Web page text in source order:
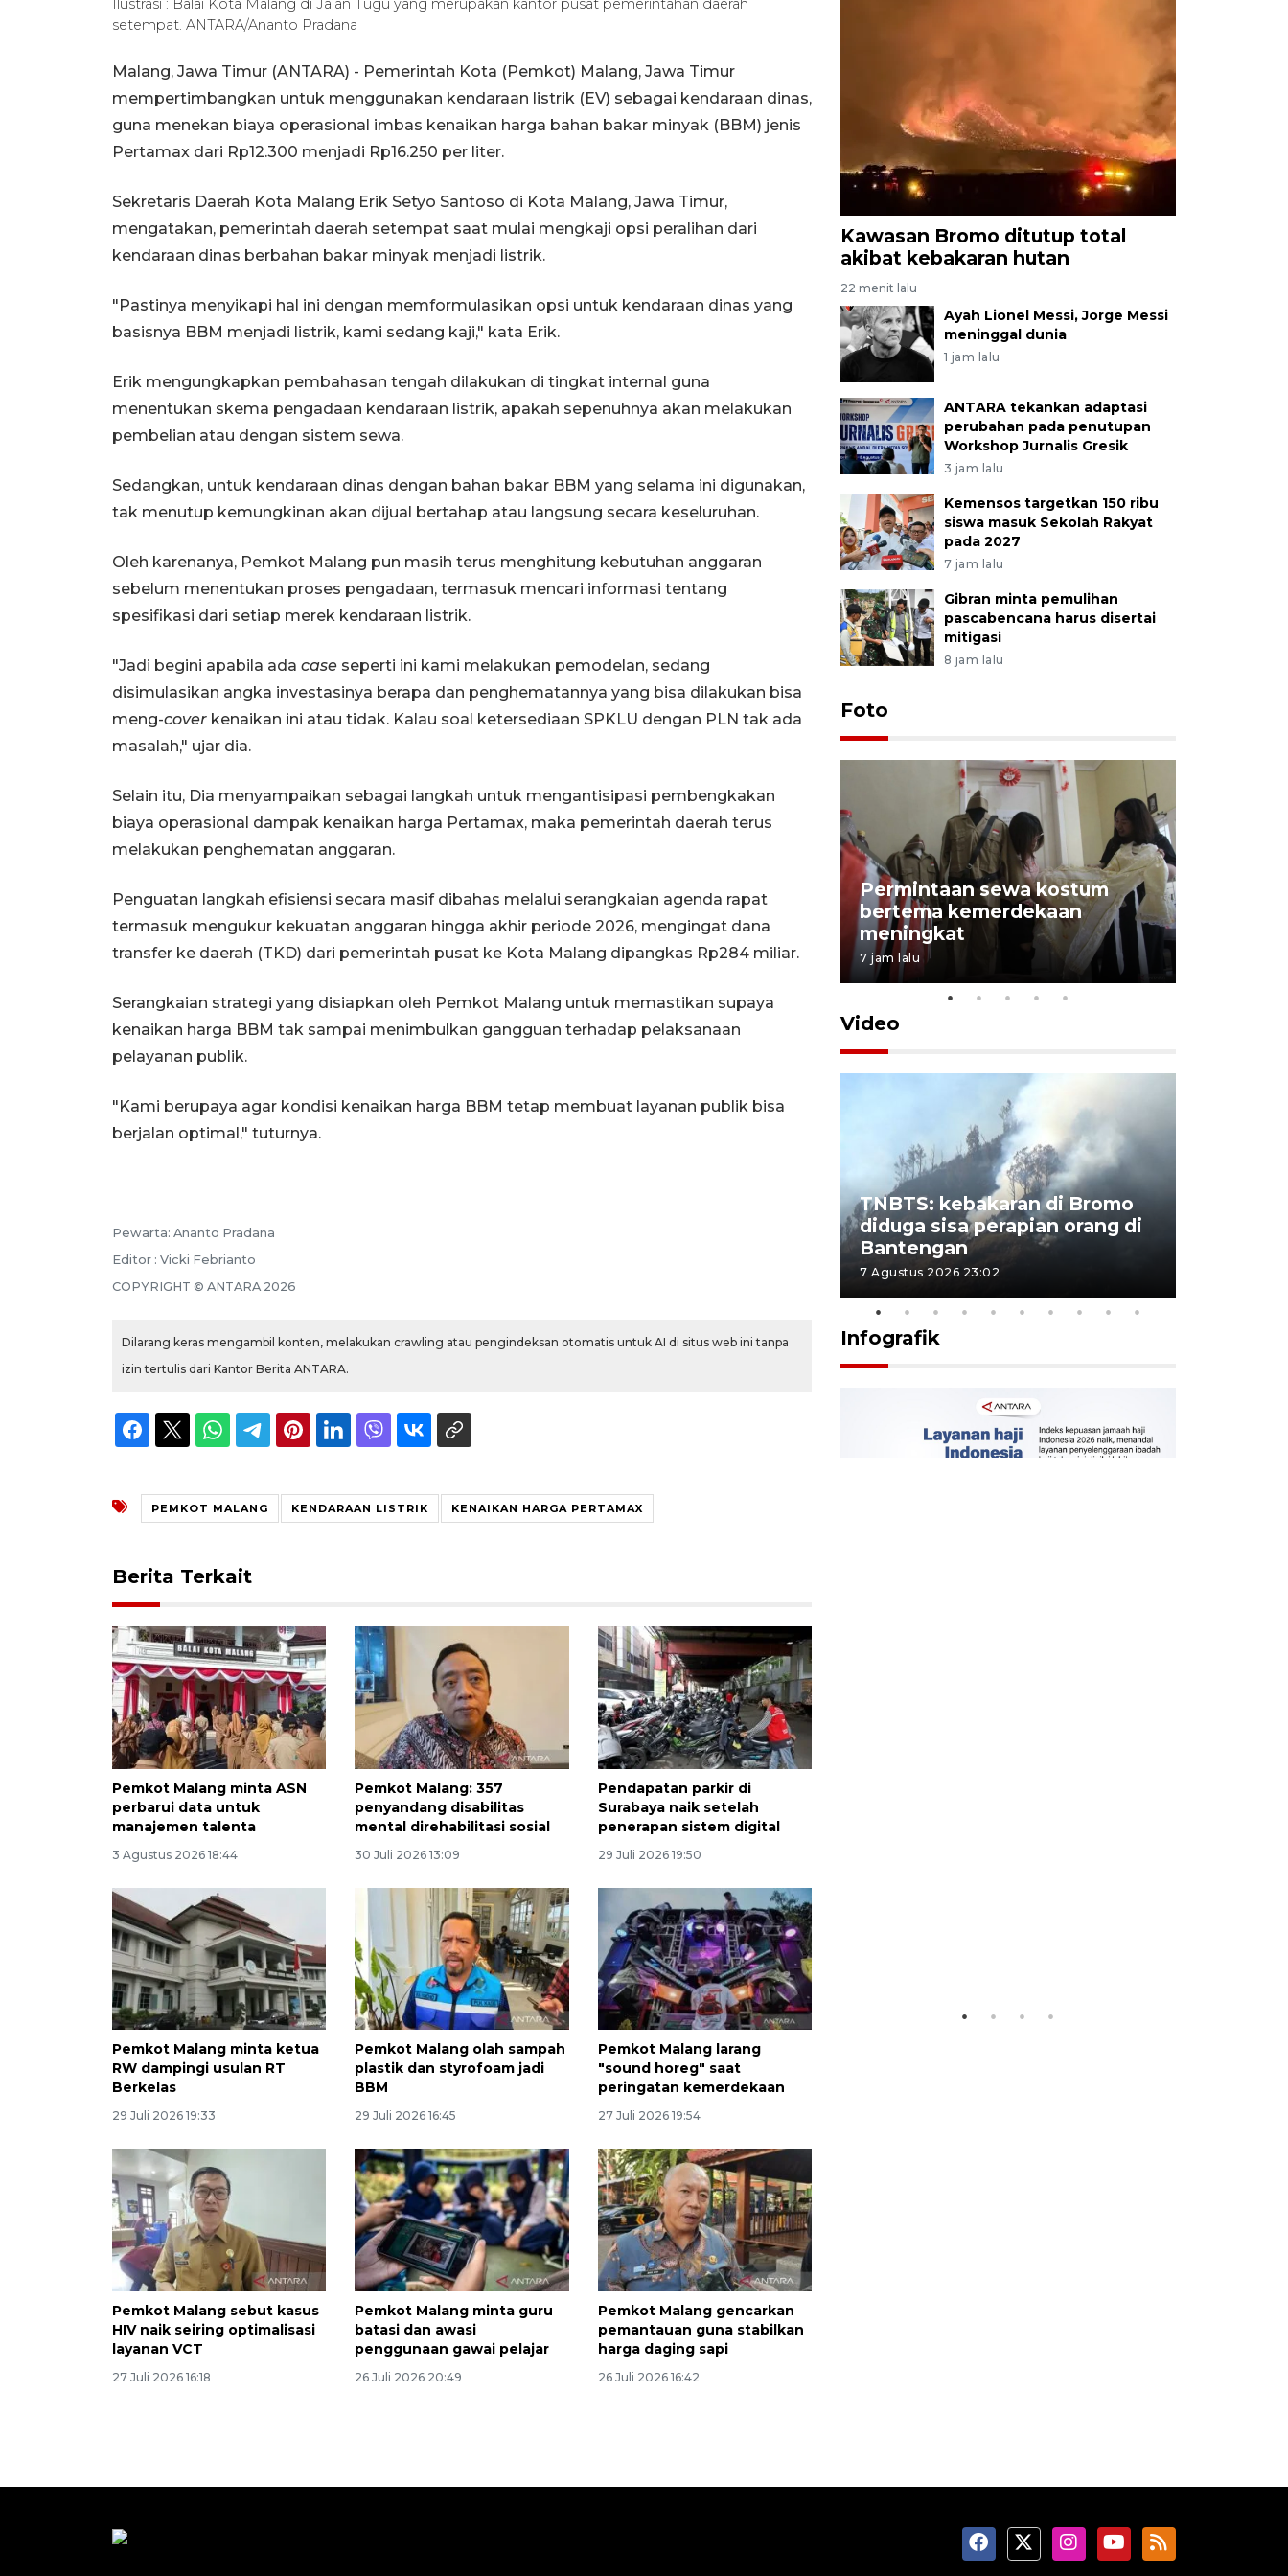
Ilustrasi : Balai Kota Malang di Jalan Tugu yang merupakan kantor pusat pemerintahan daerah
setempat. ANTARA/Ananto Pradana
Malang, Jawa Timur (ANTARA) - Pemerintah Kota (Pemkot) Malang, Jawa Timur
mempertimbangkan untuk menggunakan kendaraan listrik (EV) sebagai kendaraan dinas,
guna menekan biaya operasional imbas kenaikan harga bahan bakar minyak (BBM) jenis
Pertamax dari Rp12.300 menjadi Rp16.250 per liter.
Sekretaris Daerah Kota Malang Erik Setyo Santoso di Kota Malang, Jawa Timur,
mengatakan, pemerintah daerah setempat saat mulai mengkaji opsi peralihan dari
kendaraan dinas berbahan bakar minyak menjadi listrik.
"Pastinya menyikapi hal ini dengan memformulasikan opsi untuk kendaraan dinas yang
basisnya BBM menjadi listrik, kami sedang kaji," kata Erik.
Erik mengungkapkan pembahasan tengah dilakukan di tingkat internal guna
menentukan skema pengadaan kendaraan listrik, apakah sepenuhnya akan melakukan
pembelian atau dengan sistem sewa.
Sedangkan, untuk kendaraan dinas dengan bahan bakar BBM yang selama ini digunakan,
tak menutup kemungkinan akan dijual bertahap atau langsung secara keseluruhan.
Oleh karenanya, Pemkot Malang pun masih terus menghitung kebutuhan anggaran
sebelum menentukan proses pengadaan, termasuk mencari informasi tentang
spesifikasi dari setiap merek kendaraan listrik.
"Jadi begini apabila ada case seperti ini kami melakukan pemodelan, sedang
disimulasikan angka investasinya berapa dan penghematannya yang bisa dilakukan bisa
meng-cover kenaikan ini atau tidak. Kalau soal ketersediaan SPKLU dengan PLN tak ada
masalah," ujar dia.
Selain itu, Dia menyampaikan sebagai langkah untuk mengantisipasi pembengkakan
biaya operasional dampak kenaikan harga Pertamax, maka pemerintah daerah terus
melakukan penghematan anggaran.
Penguatan langkah efisiensi secara masif dibahas melalui serangkaian agenda rapat
termasuk mengukur kekuatan anggaran hingga akhir periode 2026, mengingat dana
transfer ke daerah (TKD) dari pemerintah pusat ke Kota Malang dipangkas Rp284 miliar.
Serangkaian strategi yang disiapkan oleh Pemkot Malang untuk memastikan supaya
kenaikan harga BBM tak sampai menimbulkan gangguan terhadap pelaksanaan
pelayanan publik.
"Kami berupaya agar kondisi kenaikan harga BBM tetap membuat layanan publik bisa
berjalan optimal," tuturnya.
Pewarta: Ananto Pradana
Editor : Vicki Febrianto
COPYRIGHT © ANTARA 2026
Dilarang keras mengambil konten, melakukan crawling atau pengindeksan otomatis untuk AI di situs web ini tanpa
izin tertulis dari Kantor Berita ANTARA.
PEMKOT MALANG KENDARAAN LISTRIK KENAIKAN HARGA PERTAMAX
Berita Terkait
Pemkot Malang minta ASN
perbarui data untuk
manajemen talenta
3 Agustus 2026 18:44
Pemkot Malang: 357
penyandang disabilitas
mental direhabilitasi sosial
30 Juli 2026 13:09
Pendapatan parkir di
Surabaya naik setelah
penerapan sistem digital
29 Juli 2026 19:50
Pemkot Malang minta ketua
RW dampingi usulan RT
Berkelas
29 Juli 2026 19:33
Pemkot Malang olah sampah
plastik dan styrofoam jadi
BBM
29 Juli 2026 16:45
Pemkot Malang larang
"sound horeg" saat
peringatan kemerdekaan
27 Juli 2026 19:54
Pemkot Malang sebut kasus
HIV naik seiring optimalisasi
layanan VCT
27 Juli 2026 16:18
Pemkot Malang minta guru
batasi dan awasi
penggunaan gawai pelajar
26 Juli 2026 20:49
Pemkot Malang gencarkan
pemantauan guna stabilkan
harga daging sapi
26 Juli 2026 16:42
Kawasan Bromo ditutup total
akibat kebakaran hutan
22 menit lalu
Ayah Lionel Messi, Jorge Messi
meninggal dunia
1 jam lalu
ANTARA tekankan adaptasi
perubahan pada penutupan
Workshop Jurnalis Gresik
3 jam lalu
Kemensos targetkan 150 ribu
siswa masuk Sekolah Rakyat
pada 2027
7 jam lalu
Gibran minta pemulihan
pascabencana harus disertai
mitigasi
8 jam lalu
Foto
Penguatan struktur jembatan
Niyama Tulungagung
7 Agustus 2026 14:36
Permintaan sewa kostum
bertema kemerdekaan
meningkat
7 jam lalu
Video
TNBTS: kebakaran di Bromo
diduga sisa perapian orang di
Bantengan
7 Agustus 2026 23:02
Infografik
160 ribu sambungan baru
jaringan gas 2026
2026-08-07 18:00:00